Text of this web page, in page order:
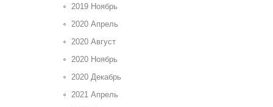
2019 Ноябрь
2020 Апрель
2020 Август
2020 Ноябрь
2020 Декабрь
2021 Апрель